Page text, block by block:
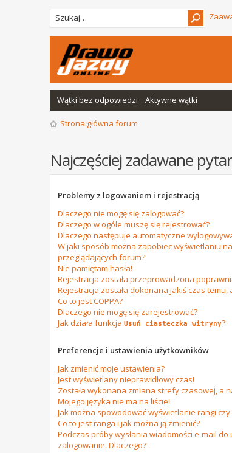
Wątki bez odpowiedzi Aktywne wątki
Strona główna forum
Najczęściej zadawane
Problemy z logowaniem i rejestracją
Dlaczego nie mogę się zalogować?
Dlaczego w ogóle muszę się rejestrować?
Dlaczego następuje automatyczne
W jaki sposób można zapobiec wyświetlaniu
przeglądających forum?
Nie pamiętam hasła!
Rejestracja została przeprowadzona
Rejestracja została dokonana jakiś czas temu,
Co to jest COPPA?
Dlaczego nie mogę się zarejestrować?
Jak działa funkcja Usuń ciasteczka witryny?
Preferencje i ustawienia użytkowników
Jak zmienić moje ustawienia?
Jest wyświetlany nieprawidłowy czas!
Została wykonana zmiana strefy czasowej, a
Mojego języka nie ma na liście!
Jak można spowodować wyświetlanie rangi
Co to jest ranga i jak można ją zmienić?
Podczas próby wysłania wiadomości e-mail
zalogowanie. Dlaczego?